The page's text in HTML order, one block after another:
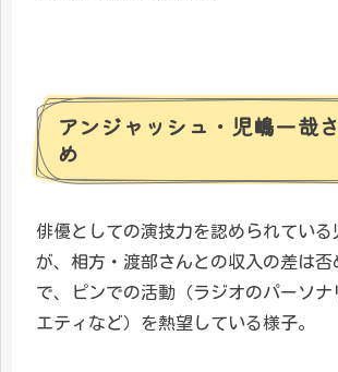
アンジャッシュ・児嶋一哉
め
俳優としての演技力を認められている
が、相方・渡部さんとの収入の差は否
で、ピンでの活動（ラジオのパーソナ
エティなど）を熱望している様子。